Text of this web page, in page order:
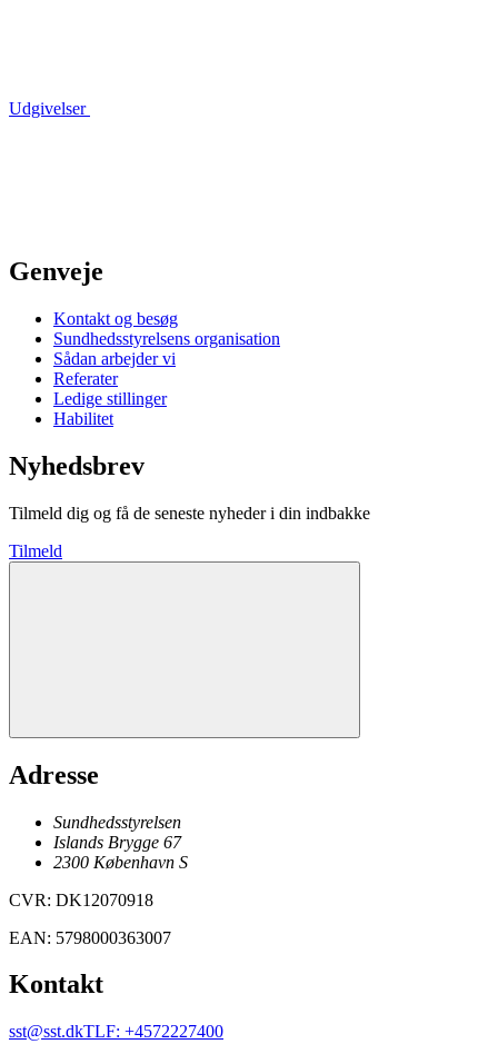
Udgivelser
Genveje
Kontakt og besøg
Sundhedsstyrelsens organisation
Sådan arbejder vi
Referater
Ledige stillinger
Habilitet
Nyhedsbrev
Tilmeld dig og få de seneste nyheder i din indbakke
Tilmeld
Adresse
Sundhedsstyrelsen
Islands Brygge 67
2300 København S
CVR: DK12070918
EAN: 5798000363007
Kontakt
sst@sst.dkTLF: +4572227400